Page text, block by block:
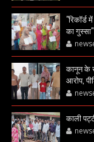
"रिकॉर्ड
का गुस्सा"
कानून के
आरोप,
काली